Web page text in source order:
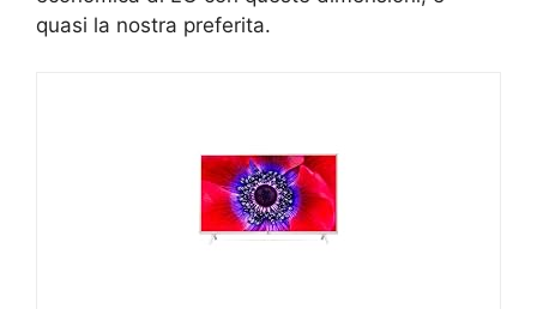
quasi la nostra preferita.